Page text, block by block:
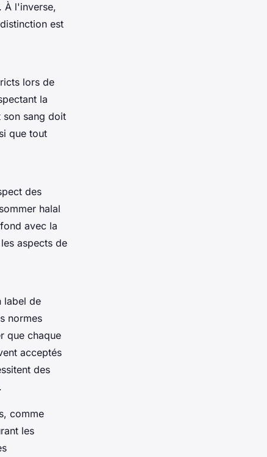
À l'inverse,
est
lors de
la
son sang doit
que tout
des
halal
avec la
aspects de
label de
normes
que chaque
acceptés
des
comme
les